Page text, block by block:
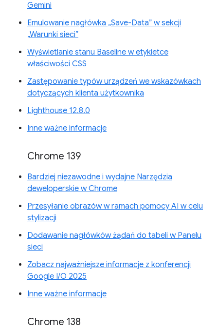
Gemini
Emulowanie nagłówka „Save-Data” w sekcji
„Warunki sieci”
Wyświetlanie stanu Baseline w etykietce
właściwości CSS
Zastępowanie typów urządzeń we wskazówkach
dotyczących klienta użytkownika
Lighthouse 12.8.0
Inne ważne informacje
Chrome 139
Bardziej niezawodne i wydajne Narzędzia
deweloperskie w Chrome
Przesyłanie obrazów w ramach pomocy AI w celu
stylizacji
Dodawanie nagłówków żądań do tabeli w Panelu
sieci
Zobacz najważniejsze informacje z konferencji
Google I/O 2025
Inne ważne informacje
Chrome 138